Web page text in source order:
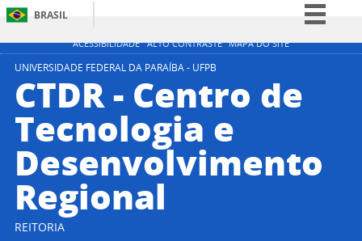
ACESSIBILIDADE ALTO CONTRASTE MAPA DO SITE
BRASIL
Simplifique!
Participe
Legislação
Canais
UNIVERSIDADE FEDERAL DA PARAÍBA - UFPB
CTDR - Centro de
Tecnologia e
Desenvolvimento
Regional
REITORIA